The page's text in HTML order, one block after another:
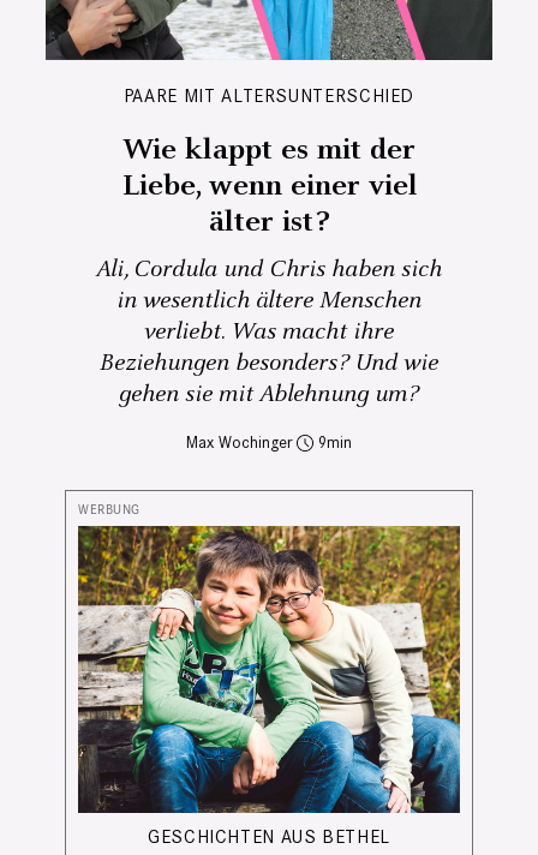
PAARE MIT ALTERSUNTERSCHIED
Wie klappt es mit der
Liebe, wenn einer viel
älter ist?
Ali, Cordula und Chris haben sich
in wesentlich ältere Menschen
verliebt. Was macht ihre
Beziehungen besonders? Und wie
gehen sie mit Ablehnung um?
Max Wochinger 9
GESCHICHTEN AUS BETHEL